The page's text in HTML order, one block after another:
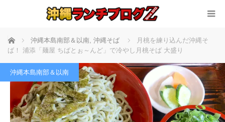
ホーム 沖縄本島南部＆以南, 沖縄そば
月桃を練り込んだ沖縄そ
ば！ 浦添「麺屋 ちばとぉ～んど」で冷やし月桃そば 大盛り
沖縄本島南部＆以南